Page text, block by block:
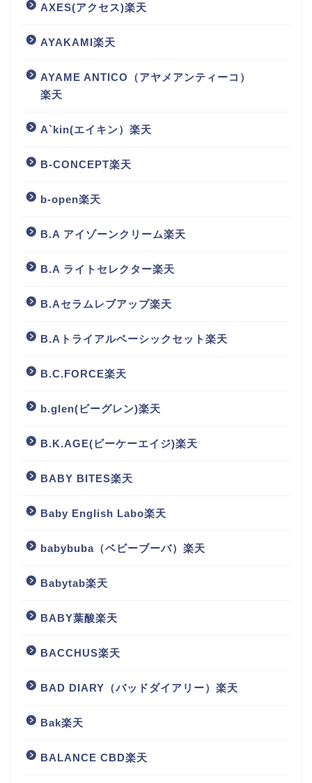
AXES(アクセス)楽天
AYAKAMI楽天
AYAME ANTICO（アヤメアンティーコ）
楽天
A`kin(エイキン）楽天
B-CONCEPT楽天
b-open楽天
B.A アイゾーンクリーム楽天
B.A ライトセレクター楽天
B.Aセラムレブアップ楽天
B.Aトライアルベーシックセット楽天
B.C.FORCE楽天
b.glen(ビーグレン)楽天
B.K.AGE(ビーケーエイジ)楽天
BABY BITES楽天
Baby English Labo楽天
babybuba（ベビーブーバ）楽天
Babytab楽天
BABY葉酸楽天
BACCHUS楽天
BAD DIARY（バッドダイアリー）楽天
Bak楽天
BALANCE CBD楽天